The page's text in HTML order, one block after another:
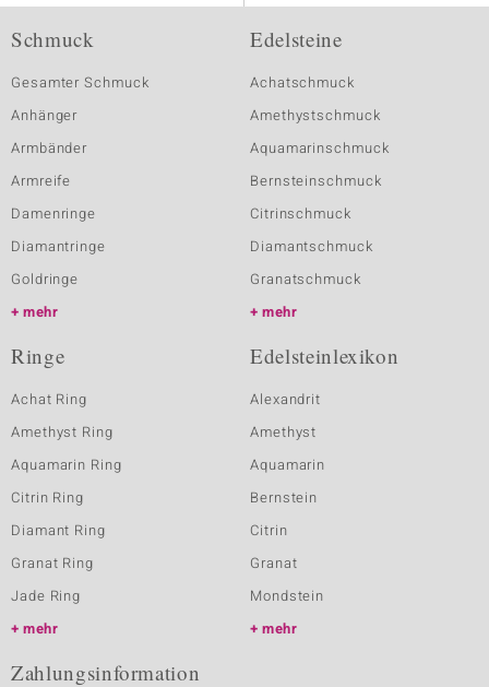
Schmuck
Gesamter Schmuck
Anhänger
Armbänder
Armreife
Damenringe
Diamantringe
Goldringe
mehr
Edelsteine
Achatschmuck
Amethystschmuck
Aquamarinschmuck
Bernsteinschmuck
Citrinschmuck
Diamantschmuck
Granatschmuck
mehr
Ringe
Achat Ring
Amethyst Ring
Aquamarin Ring
Citrin Ring
Diamant Ring
Granat Ring
Jade Ring
mehr
Edelsteinlexikon
Alexandrit
Amethyst
Aquamarin
Bernstein
Citrin
Granat
Mondstein
mehr
Zahlungsinformation